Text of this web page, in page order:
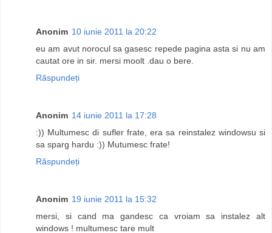
Anonim 10 iunie 2011 la 20:22
eu am avut norocul sa gasesc repede pagina asta si nu am
cautat ore in sir. mersi moolt .dau o bere.
Răspundeți
Anonim 14 iunie 2011 la 17:28
:)) Multumesc di sufler frate, era sa reinstalez windowsu si
sa sparg hardu :)) Mutumesc frate!
Răspundeți
Anonim 19 iunie 2011 la 15:32
mersi, si cand ma gandesc ca vroiam sa instalez alt
windows ! multumesc tare mult